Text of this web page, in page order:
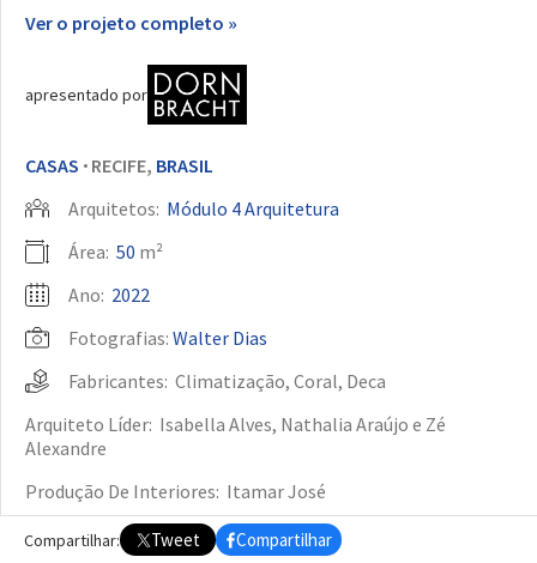
Ver o projeto completo »
apresentado por
CASAS • RECIFE, BRASIL
Arquitetos: Módulo 4 Arquitetura
Área: 50 m²
Ano: 2022
Fotografias: Walter Dias
Fabricantes: Climatização, Coral, Deca
Arquiteto Líder: Isabella Alves, Nathalia Araújo e Zé
Alexandre
Produção De Interiores: Itamar José
Iluminação: Daluz
Compartilhar: Tweet Compartilhar